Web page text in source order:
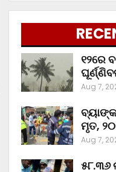
୧୨ରେ
Aug 7,
ମୃତ,
Aug 7,